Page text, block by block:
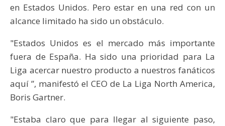
en Estados Unidos. Pero estar en una red con un
alcance limitado ha sido un obstáculo.
"Estados Unidos es el mercado más importante
fuera de España. Ha sido una prioridad para La
Liga acercar nuestro producto a nuestros fanáticos
aquí ”, manifestó el CEO de La Liga North America,
Boris Gartner.
"Estaba claro que para llegar al siguiente paso,